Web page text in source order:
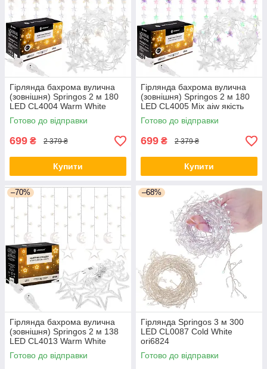
Гірлянда бахрома вулична
(зовнішня) Springos 2 м 180
LED CL4004 Warm White
orig439
Готово до відправки
699 ₴ 2 379 ₴
Купити
Гірлянда бахрома вулична
(зовнішня) Springos 2 м 180
LED CL4005 Mix aiw якість
Готово до відправки
699 ₴ 2 379 ₴
Купити
–70%
Гірлянда бахрома вулична
(зовнішня) Springos 2 м 138
LED CL4013 Warm White
ori6850
Готово до відправки
–68%
Гірлянда Springos 3 м 300
LED CL0087 Cold White
ori6824
Готово до відправки